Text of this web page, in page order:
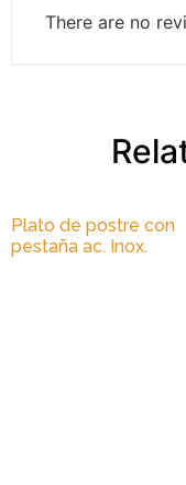
There are no
Plato de postre con
pestaña ac. Inox.